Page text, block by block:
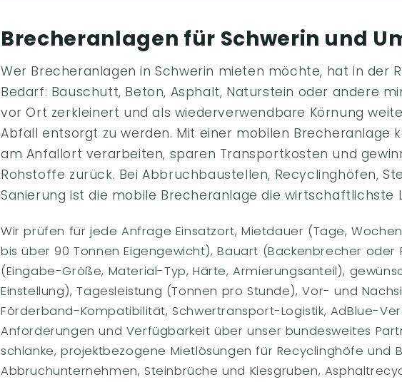
Brecheranlagen für Schwerin und
Wer Brecheranlagen in Schwerin mieten möchte, hat in der
Bedarf: Bauschutt, Beton, Asphalt, Naturstein oder andere
vor Ort zerkleinert und als wiederverwendbare Körnung
Abfall entsorgt zu werden. Mit einer mobilen Brecheranlage
am Anfallort verarbeiten, sparen Transportkosten und
Rohstoffe zurück. Bei Abbruchbaustellen, Recyclinghöfen,
Sanierung ist die mobile Brecheranlage die wirtschaftlichste
Wir prüfen für jede Anfrage Einsatzort, Mietdauer (Tage,
bis über 90 Tonnen Eigengewicht), Bauart (Backenbrecher oder
(Eingabe-Größe, Material-Typ, Härte, Armierungsanteil),
Einstellung), Tagesleistung (Tonnen pro Stunde), Vor- und
Förderband-Kompatibilität, Schwertransport-Logistik, AdBlue-
Anforderungen und Verfügbarkeit über unser bundesweites
schlanke, projektbezogene Mietlösungen für Recyclinghöfe und
Abbruchunternehmen, Steinbrüche und Kiesgruben,